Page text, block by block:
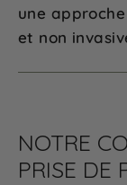
une
et non
NOTRE
PRISE DE